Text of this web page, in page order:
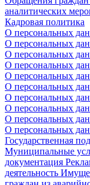
аналитических
Кадровая политика
О персональных
О персональных
О персональных
О персональных
О персональных
О персональных
О персональных
О персональных
О персональных
О персональных
Государственная
Муниципальные
документация
деятельность